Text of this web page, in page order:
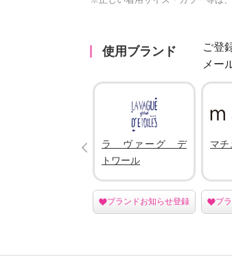
使用ブランド
ご登
メー
ラ ヴァーグ デ
トワール
ブランドお知らせ登録
マチ
ブ